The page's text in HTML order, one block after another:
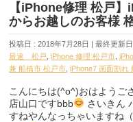
【iPhone修理 松戸
からお越しのお客様
投稿日 : 2018年7月28日 最終更新
最速 松戸 ,iPhone 修理 松戸市 ,
兼 船橋市 松戸市 ,iPhone7 画面割れ
こんにちは(^o^)おはようご
店山口ですbbb
さいきん
すねやんなっちゃいますね